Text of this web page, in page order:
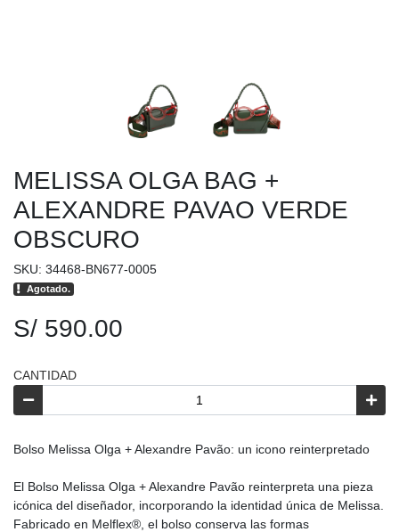
MELISSA OLGA BAG +
ALEXANDRE PAVAO VERDE
OBSCURO
SKU: 34468-BN677-0005
Agotado.
S/ 590.00
CANTIDAD
Bolso Melissa Olga + Alexandre Pavão: un icono reinterpretado
El Bolso Melissa Olga + Alexandre Pavão reinterpreta una pieza
icónica del diseñador, incorporando la identidad única de Melissa.
Fabricado en Melflex®, el bolso conserva las formas